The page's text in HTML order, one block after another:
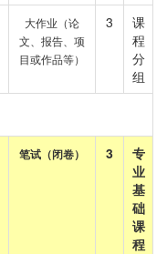
大作业（论
文、报告、项
目或作品等）
3
课
程
分
组
笔试（闭卷） 3
专
业
基
础
课
程